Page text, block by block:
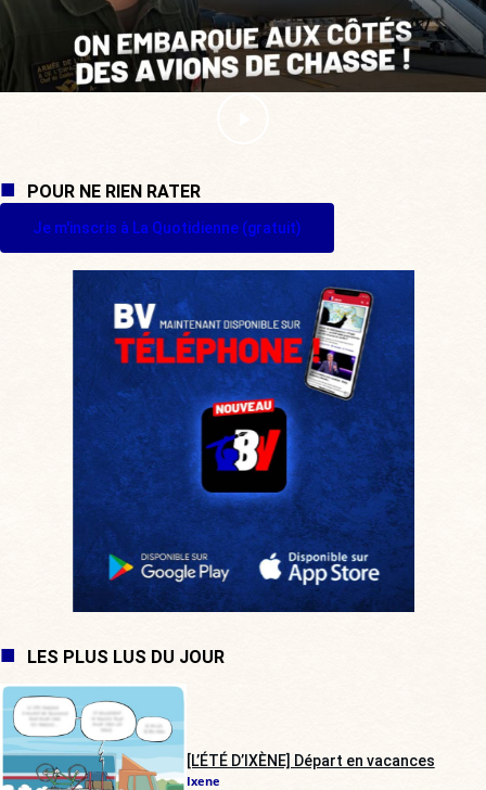
POUR NE RIEN RATER
Je m'inscris à La Quotidienne (gratuit)
LES PLUS LUS DU JOUR
[L’ÉTÉ D’IXÈNE] Départ en vacances
Ixene